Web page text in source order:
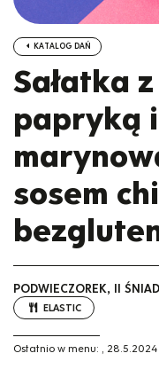
KATALOG DAŃ
Sałatka
papryką i
sosem
PODWIECZOREK, II
ELASTIC
Ostatnio w menu: , 28.5.2024